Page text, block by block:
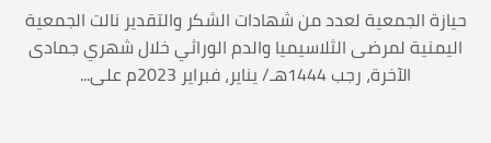
حيازة الجمعية لعدد من شهادات الشكر والتقدير نالت الجمعية
اليمنية لمرضى الثلاسيميا والدم الوراثي خلال شهري جمادى
الآخرة، رجب 1444هـ/ يناير، فبراير 2023م على...